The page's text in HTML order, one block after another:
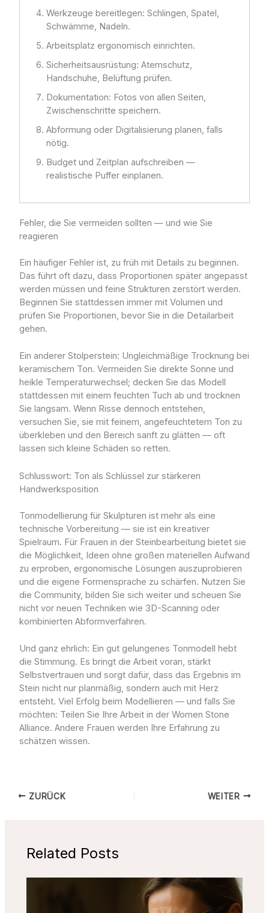
Werkzeuge bereitlegen: Schlingen, Spatel,
Schwämme, Nadeln.
Arbeitsplatz ergonomisch einrichten.
Sicherheitsausrüstung: Atemschutz,
Handschuhe, Belüftung prüfen.
Dokumentation: Fotos von allen Seiten,
Zwischenschritte speichern.
Abformung oder Digitalisierung planen, falls
nötig.
Budget und Zeitplan aufschreiben —
realistische Puffer einplanen.
Fehler, die Sie vermeiden sollten — und wie Sie
reagieren
Ein häufiger Fehler ist, zu früh mit Details zu beginnen.
Das führt oft dazu, dass Proportionen später angepasst
werden müssen und feine Strukturen zerstört werden.
Beginnen Sie stattdessen immer mit Volumen und
prüfen Sie Proportionen, bevor Sie in die Detailarbeit
gehen.
Ein anderer Stolperstein: Ungleichmäßige Trocknung bei
keramischem Ton. Vermeiden Sie direkte Sonne und
heikle Temperaturwechsel; decken Sie das Modell
stattdessen mit einem feuchten Tuch ab und trocknen
Sie langsam. Wenn Risse dennoch entstehen,
versuchen Sie, sie mit feinem, angefeuchtetem Ton zu
überkleben und den Bereich sanft zu glätten — oft
lassen sich kleine Schäden so retten.
Schlusswort: Ton als Schlüssel zur stärkeren
Handwerksposition
Tonmodellierung für Skulpturen ist mehr als eine
technische Vorbereitung — sie ist ein kreativer
Spielraum. Für Frauen in der Steinbearbeitung bietet sie
die Möglichkeit, Ideen ohne großen materiellen Aufwand
zu erproben, ergonomische Lösungen auszuprobieren
und die eigene Formensprache zu schärfen. Nutzen Sie
die Community, bilden Sie sich weiter und scheuen Sie
nicht vor neuen Techniken wie 3D-Scanning oder
kombinierten Abformverfahren.
Und ganz ehrlich: Ein gut gelungenes Tonmodell hebt
die Stimmung. Es bringt die Arbeit voran, stärkt
Selbstvertrauen und sorgt dafür, dass das Ergebnis im
Stein nicht nur planmäßig, sondern auch mit Herz
entsteht. Viel Erfolg beim Modellieren — und falls Sie
möchten: Teilen Sie Ihre Arbeit in der Women Stone
Alliance. Andere Frauen werden Ihre Erfahrung zu
schätzen wissen.
ZURÜCK WEITER
Related Posts